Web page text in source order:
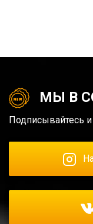
МЫ В
Подписывайтесь